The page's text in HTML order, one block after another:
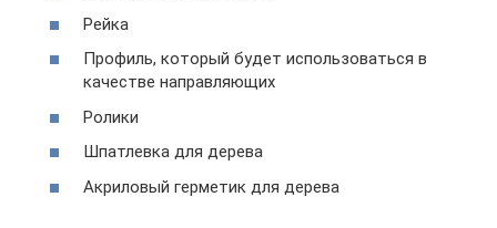
Рейка
Профиль, который будет использоваться в
качестве направляющих
Ролики
Шпатлевка для дерева
Акриловый герметик для дерева